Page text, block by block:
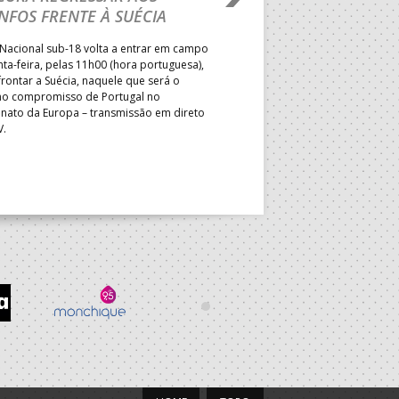
FRENTE À SUÉCIA
sub-18 volta a entrar em campo
feira, pelas 11h00 (hora portuguesa),
a Suécia, naquele que será o
compromisso de Portugal no
da Europa – transmissão em direto
ADVERSÁRIO DA
ELIMINAR DA
Depois do primeiro lugar na
President’s Cup, Portugal
Brasil, esta quinta-feira, no
Jogos de Apuramento entre o
Campeonato do Mundo sub-